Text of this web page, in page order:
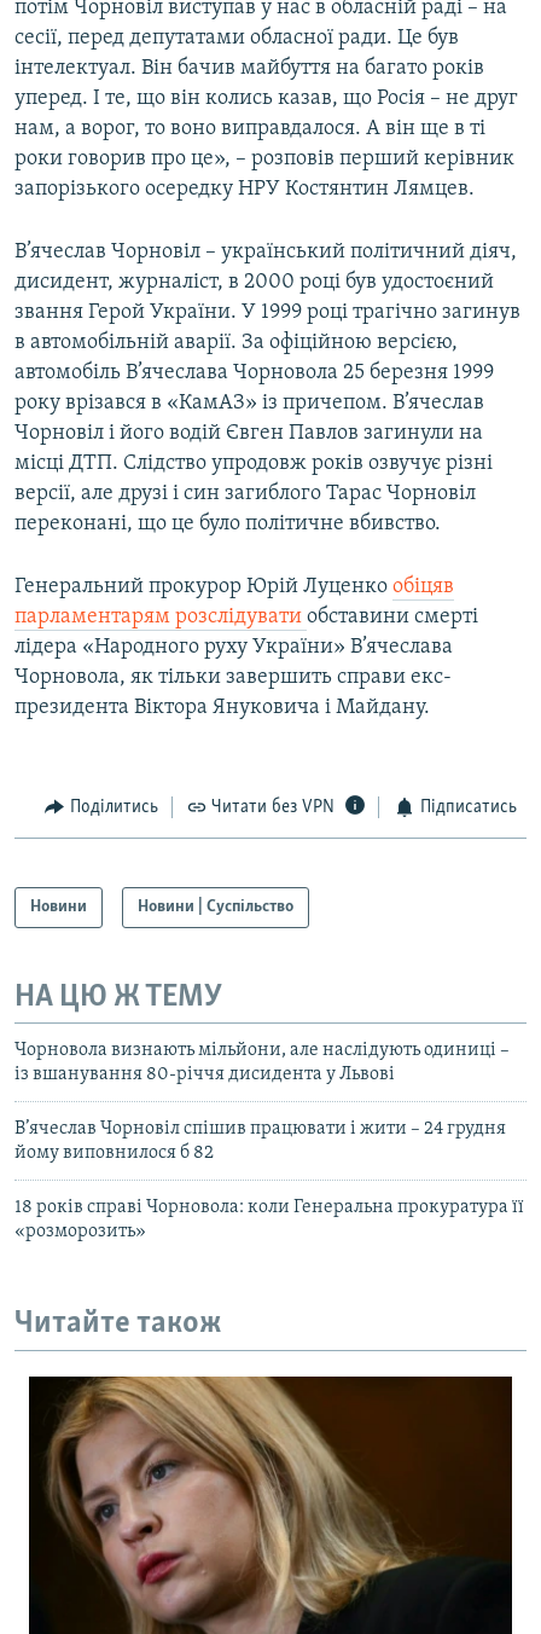
потім Чорновіл виступав у нас в обласній раді – на
сесії, перед депутатами обласної ради. Це був
інтелектуал. Він бачив майбуття на багато років
уперед. І те, що він колись казав, що Росія – не друг
нам, а ворог, то воно виправдалося. А він ще в ті
роки говорив про це», – розповів перший керівник
запорізького осередку НРУ Костянтин Лямцев.
В’ячеслав Чорновіл – український політичний діяч,
дисидент, журналіст, в 2000 році був удостоєний
звання Герой України. У 1999 році трагічно загинув
в автомобільній аварії. За офіційною версією,
автомобіль В’ячеслава Чорновола 25 березня 1999
року врізався в «КамАЗ» із причепом. В’ячеслав
Чорновіл і його водій Євген Павлов загинули на
місці ДТП. Слідство упродовж років озвучує різні
версії, але друзі і син загиблого Тарас Чорновіл
переконані, що це було політичне вбивство.
Генеральний прокурор Юрій Луценко обіцяв
парламентарям розслідувати обставини смерті
лідера «Народного руху України» В’ячеслава
Чорновола, як тільки завершить справи екс-
президента Віктора Януковича і Майдану.
Поділитись Читати без VPN Підписатись
Новини Новини | Суспільство
НА ЦЮ Ж ТЕМУ
Чорновола визнають мільйони, але наслідують одиниці –
із вшанування 80-річчя дисидента у Львові
В’ячеслав Чорновіл спішив працювати і жити – 24 грудня
йому виповнилося б 82
18 років справі Чорновола: коли Генеральна прокуратура її
«розморозить»
Читайте також